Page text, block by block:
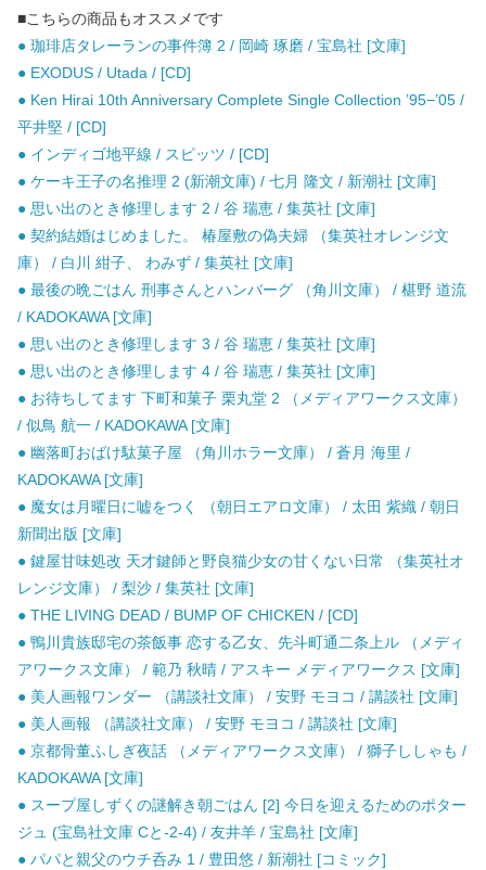
■こちらの商品もオススメです
● 珈琲店タレーランの事件簿 2 / 岡崎 琢磨 / 宝島社 [文庫]
● EXODUS / Utada / [CD]
● Ken Hirai 10th Anniversary Complete Single Collection ’95−’05 /
平井堅 / [CD]
● インディゴ地平線 / スピッツ / [CD]
● ケーキ王子の名推理 2 (新潮文庫) / 七月 隆文 / 新潮社 [文庫]
● 思い出のとき修理します 2 / 谷 瑞恵 / 集英社 [文庫]
● 契約結婚はじめました。 椿屋敷の偽夫婦 （集英社オレンジ文
庫） / 白川 紺子、 わみず / 集英社 [文庫]
● 最後の晩ごはん 刑事さんとハンバーグ （角川文庫） / 椹野 道流
/ KADOKAWA [文庫]
● 思い出のとき修理します 3 / 谷 瑞恵 / 集英社 [文庫]
● 思い出のとき修理します 4 / 谷 瑞恵 / 集英社 [文庫]
● お待ちしてます 下町和菓子 栗丸堂 2 （メディアワークス文庫）
/ 似鳥 航一 / KADOKAWA [文庫]
● 幽落町おばけ駄菓子屋 （角川ホラー文庫） / 蒼月 海里 /
KADOKAWA [文庫]
● 魔女は月曜日に嘘をつく （朝日エアロ文庫） / 太田 紫織 / 朝日
新聞出版 [文庫]
● 鍵屋甘味処改 天才鍵師と野良猫少女の甘くない日常 （集英社オ
レンジ文庫） / 梨沙 / 集英社 [文庫]
● THE LIVING DEAD / BUMP OF CHICKEN / [CD]
● 鴨川貴族邸宅の茶飯事 恋する乙女、先斗町通二条上ル （メディ
アワークス文庫） / 範乃 秋晴 / アスキー メディアワークス [文庫]
● 美人画報ワンダー （講談社文庫） / 安野 モヨコ / 講談社 [文庫]
● 美人画報 （講談社文庫） / 安野 モヨコ / 講談社 [文庫]
● 京都骨董ふしぎ夜話 （メディアワークス文庫） / 獅子ししゃも /
KADOKAWA [文庫]
● スープ屋しずくの謎解き朝ごはん [2] 今日を迎えるためのポター
ジュ (宝島社文庫 Cと-2-4) / 友井羊 / 宝島社 [文庫]
● パパと親父のウチ呑み 1 / 豊田悠 / 新潮社 [コミック]